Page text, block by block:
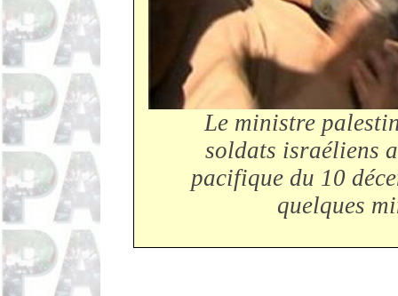
Le ministre
soldats israéliens
pacifique du 10
quelques